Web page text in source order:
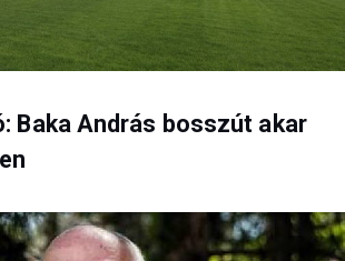
Baka András bosszút akar